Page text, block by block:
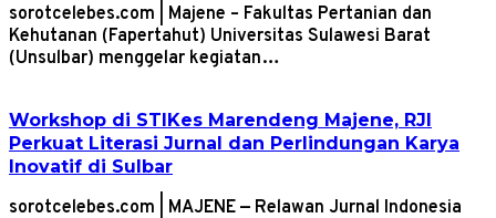
sorotcelebes.com | Majene – Fakultas Pertanian dan
Kehutanan (Fapertahut) Universitas Sulawesi Barat
(Unsulbar) menggelar kegiatan…
Workshop di STIKes Marendeng Majene, RJI
Perkuat Literasi Jurnal dan Perlindungan Karya
Inovatif di Sulbar
sorotcelebes.com | MAJENE — Relawan Jurnal Indonesia